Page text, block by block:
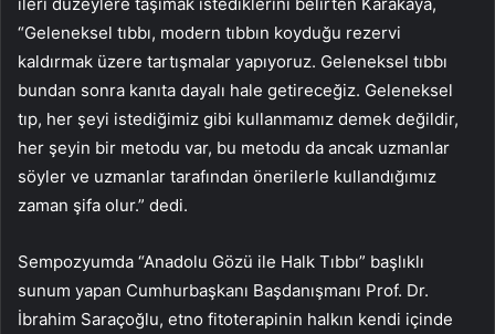
ileri düzeylere taşımak istediklerini belirten Karakaya,
“Geleneksel tıbbı, modern tıbbın koyduğu rezervi
kaldırmak üzere tartışmalar yapıyoruz. Geleneksel tıbbı
bundan sonra kanıta dayalı hale getireceğiz. Geleneksel
tıp, her şeyi istediğimiz gibi kullanmamız demek değildir,
her şeyin bir metodu var, bu metodu da ancak uzmanlar
söyler ve uzmanlar tarafından önerilerle kullandığımız
zaman şifa olur.” dedi.
Sempozyumda “Anadolu Gözü ile Halk Tıbbı” başlıklı
sunum yapan Cumhurbaşkanı Başdanışmanı Prof. Dr.
İbrahim Saraçoğlu, etno fitoterapinin halkın kendi içinde